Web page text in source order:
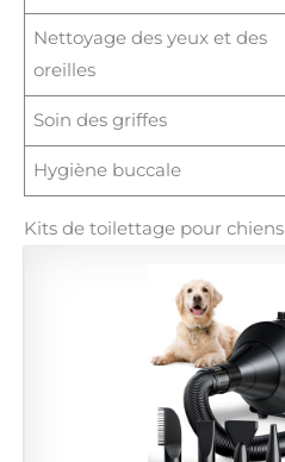
Nettoyage des yeux et des
oreilles
Soin des griffes
Hygiène buccale
Kits de toilettage pour chiens